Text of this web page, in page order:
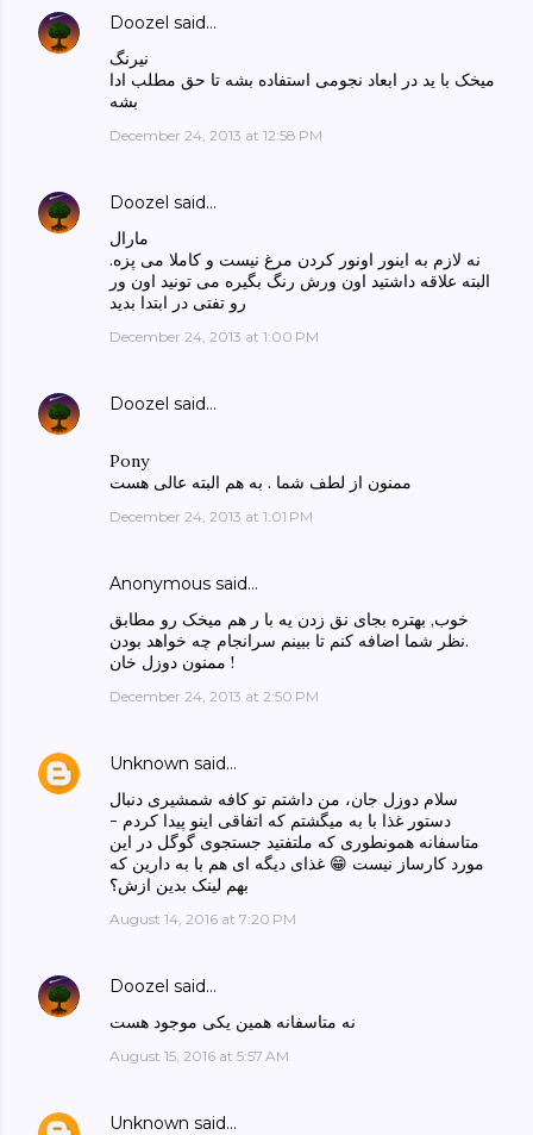
Doozel said…
نیرنگ
میخک با ید در ابعاد نجومی استفاده بشه تا حق مطلب ادا
بشه
December 24, 2013 at 12:58 PM
Doozel said…
مارال
نه لازم به اینور اونور کردن مرغ نیست و کاملا می پزه.
البته علاقه داشتید اون ورش رنگ بگیره می تونید اون ور
رو تفتی در ابتدا بدید
December 24, 2013 at 1:00 PM
Doozel said…
Pony
ممنون از لطف شما . به هم البته عالی هست
December 24, 2013 at 1:01 PM
Anonymous said…
خوب, بهتره بجای نق زدن یه با ر هم میخک رو مطابق
نظر شما اضافه کنم تا ببینم سرانجام چه خواهد بودن.
ممنون دوزل خان !
December 24, 2013 at 2:50 PM
Unknown said…
سلام دوزل جان، من داشتم تو کافه شمشیری دنبال
دستور غذا با به میگشتم که اتفاقی اینو پیدا کردم -
متاسفانه همونطوری که ملتفتید جستجوی گوگل در این
مورد کارساز نیست 😁 غذای دیگه ای هم با به دارین که
بهم لینک بدین ازش؟
August 14, 2016 at 7:20 PM
Doozel said…
نه متاسفانه همین یکی موجود هست
August 15, 2016 at 5:57 AM
Unknown said…